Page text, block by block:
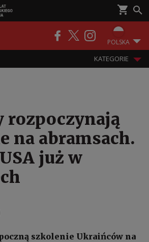
POLSKA
KATEGORIE
rozpoczynają
na abramsach.
już w
szkolenie Ukraińców na